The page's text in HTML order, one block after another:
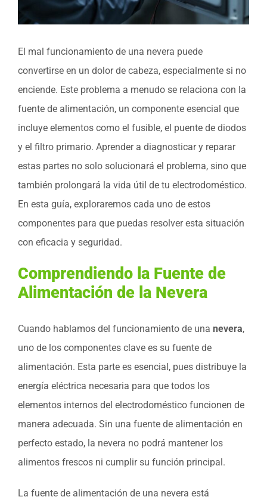
El mal funcionamiento de una nevera puede
convertirse en un dolor de cabeza, especialmente si no
enciende. Este problema a menudo se relaciona con la
fuente de alimentación, un componente esencial que
incluye elementos como el fusible, el puente de diodos
y el filtro primario. Aprender a diagnosticar y reparar
estas partes no solo solucionará el problema, sino que
también prolongará la vida útil de tu electrodoméstico.
En esta guía, exploraremos cada uno de estos
componentes para que puedas resolver esta situación
con eficacia y seguridad.
Comprendiendo la Fuente de
Alimentación de la Nevera
Cuando hablamos del funcionamiento de una nevera,
uno de los componentes clave es su fuente de
alimentación. Esta parte es esencial, pues distribuye la
energía eléctrica necesaria para que todos los
elementos internos del electrodoméstico funcionen de
manera adecuada. Sin una fuente de alimentación en
perfecto estado, la nevera no podrá mantener los
alimentos frescos ni cumplir su función principal.
La fuente de alimentación de una nevera está